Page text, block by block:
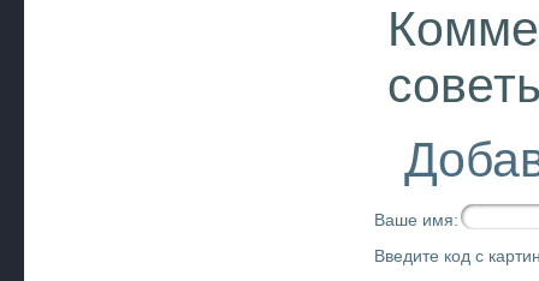
Ваше имя:
Введите код с